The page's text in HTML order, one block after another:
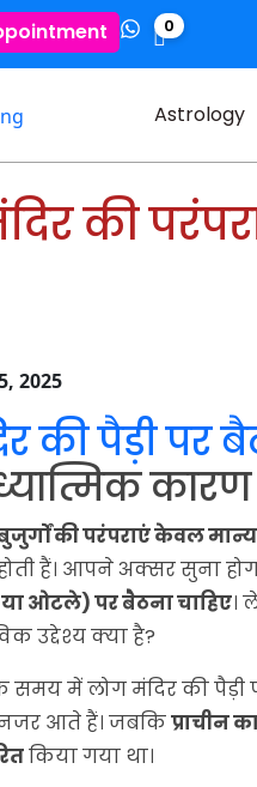
0
Astrology
की
2025
की पैड़ी पर
कारण
की परंपराएं केवल
हैं। आपने अक्सर सुना
या ओटले) पर बैठना चाहिए।
उद्देश्य क्या है?
में लोग मंदिर की
आते हैं। जबकिप्राचीन
किया गया था।